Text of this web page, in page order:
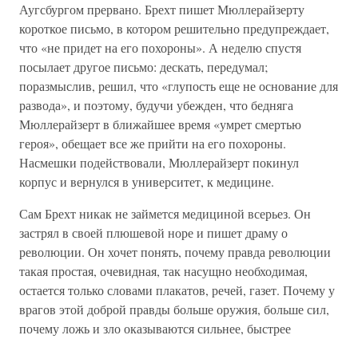
Аугсбургом прервано. Брехт пишет Мюллерайзерту
короткое письмо, в котором решительно предупреждает,
что «не придет на его похороны». А неделю спустя
посылает другое письмо: дескать, передумал;
поразмыслив, решил, что «глупость еще не основание для
развода», и поэтому, будучи убежден, что бедняга
Мюллерайзерт в ближайшее время «умрет смертью
героя», обещает все же прийти на его похороны.
Насмешки подействовали, Мюллерайзерт покинул
корпус и вернулся в университет, к медицине.
Сам Брехт никак не займется медициной всерьез. Он
застрял в своей плюшевой норе и пишет драму о
революции. Он хочет понять, почему правда революции
такая простая, очевидная, так насущно необходимая,
остается только словами плакатов, речей, газет. Почему у
врагов этой доброй правды больше оружия, больше сил,
почему ложь и зло оказываются сильнее, быстрее